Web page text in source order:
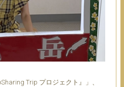
Trip プロジェクト』」、